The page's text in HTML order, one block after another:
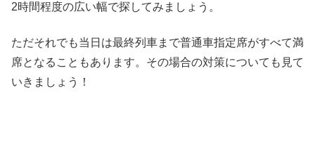
2時間程度の広い幅で探してみましょう。
ただそれでも当日は最終列車まで普通車指定席がすべて満
席となることもあります。その場合の対策についても見て
いきましょう！